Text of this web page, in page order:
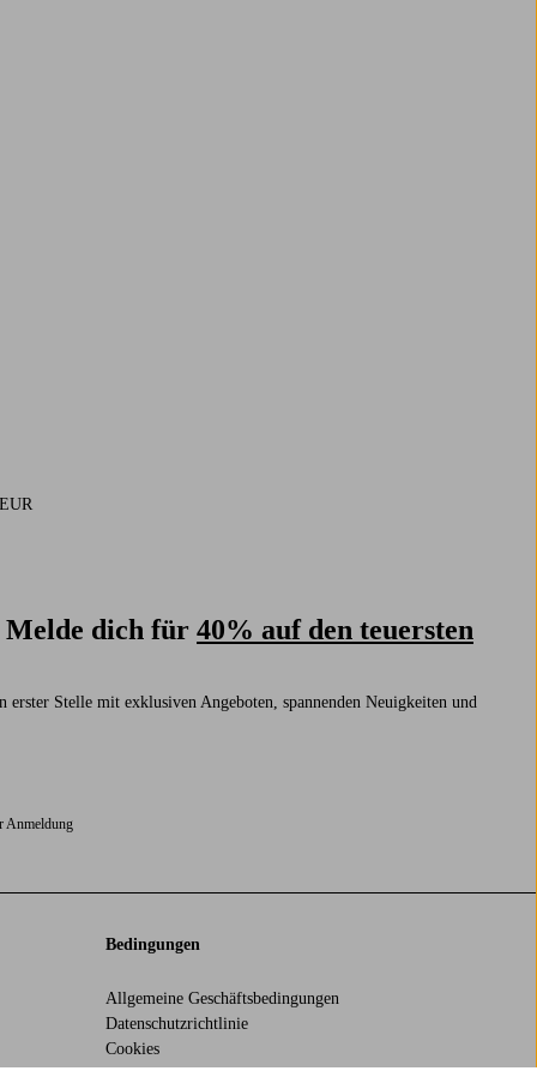
Melde dich für 40% auf den teuersten
erster Stelle mit exklusiven Angeboten, spannenden Neuigkeiten und
Anmeldung
Bedingungen
Allgemeine Geschäftsbedingungen
Datenschutzrichtlinie
Cookies